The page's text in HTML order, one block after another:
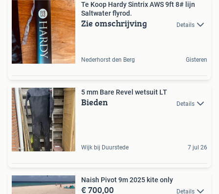
Te Koop Hardy Sintrix AWS 9ft 8# lijn
Saltwater flyrod.
Zie omschrijving Details
Nederhorst den Berg Gisteren
5 mm Bare Revel wetsuit LT
Bieden Details
Wijk bij Duurstede 7 jul 26
Naish Pivot 9m 2025 kite only
€ 700,00 Details